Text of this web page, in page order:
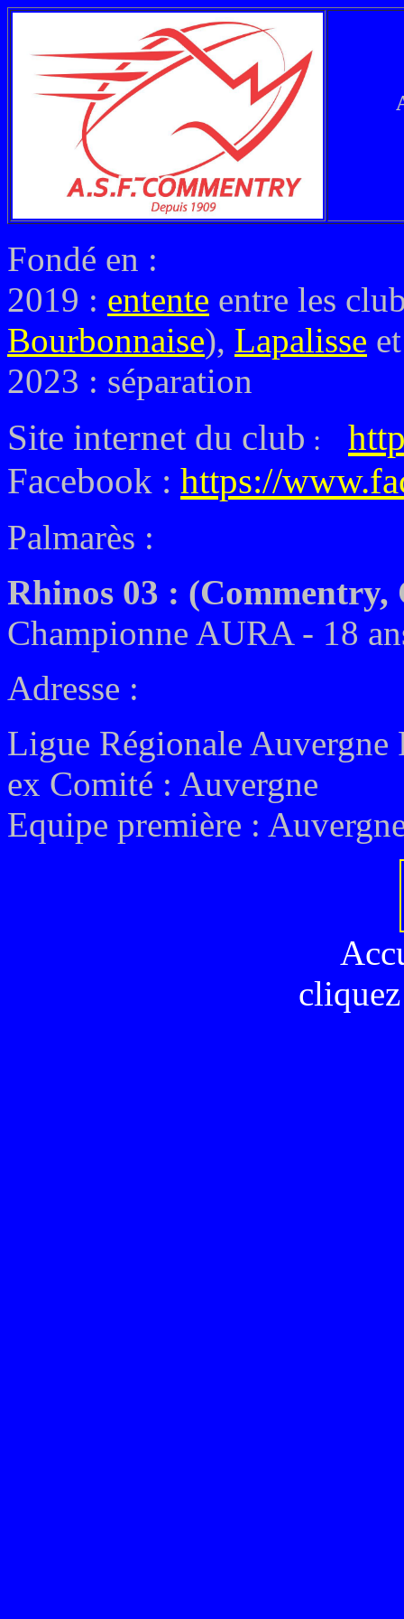
Fondé en :
2019 : entente entre les
Bourbonnaise), Lapalisse
2023 : séparation
Site internet du club :
Facebook : https://
Palmarès :
Rhinos 03 : (Commentry,
Championne AURA - 18
Adresse :
Ligue Régionale Auvergne
ex Comité : Auvergne
Equipe première :